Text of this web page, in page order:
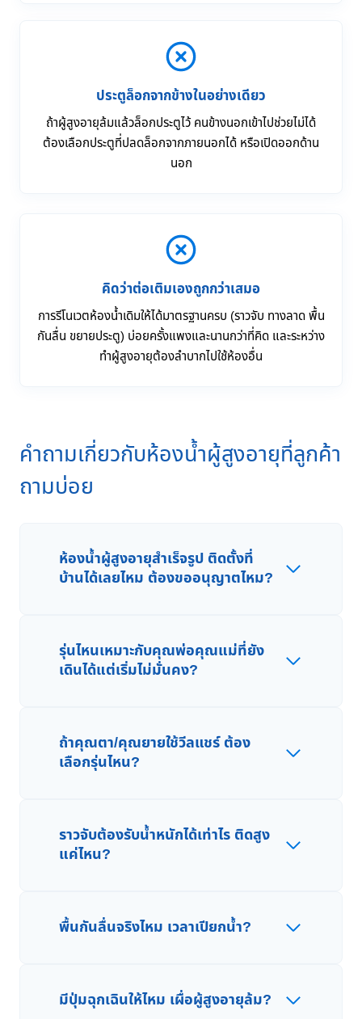
ประตูล็อกจากข้างในอย่างเดียว
ถ้าผู้สูงอายุล้มแล้วล็อกประตูไว้ คนข้างนอกเข้าไปช่วยไม่ได้
ต้องเลือกประตูที่ปลดล็อกจากภายนอกได้ หรือเปิดออกด้าน
นอก
คิดว่าต่อเติมเองถูกกว่าเสมอ
การรีโนเวตห้องน้ำเดิมให้ได้มาตรฐานครบ (ราวจับ ทางลาด พื้น
กันลื่น ขยายประตู) บ่อยครั้งแพงและนานกว่าที่คิด และระหว่าง
ทำผู้สูงอายุต้องลำบากไปใช้ห้องอื่น
คำถามเกี่ยวกับห้องน้ำผู้สูงอายุที่ลูกค้า
ถามบ่อย
ห้องน้ำผู้สูงอายุสำเร็จรูป ติดตั้งที่
บ้านได้เลยไหม ต้องขออนุญาตไหม?
รุ่นไหนเหมาะกับคุณพ่อคุณแม่ที่ยัง
เดินได้แต่เริ่มไม่มั่นคง?
ถ้าคุณตา/คุณยายใช้วีลแชร์ ต้อง
เลือกรุ่นไหน?
ราวจับต้องรับน้ำหนักได้เท่าไร ติดสูง
แค่ไหน?
พื้นกันลื่นจริงไหม เวลาเปียกน้ำ?
มีปุ่มฉุกเฉินให้ไหม เผื่อผู้สูงอายุล้ม?